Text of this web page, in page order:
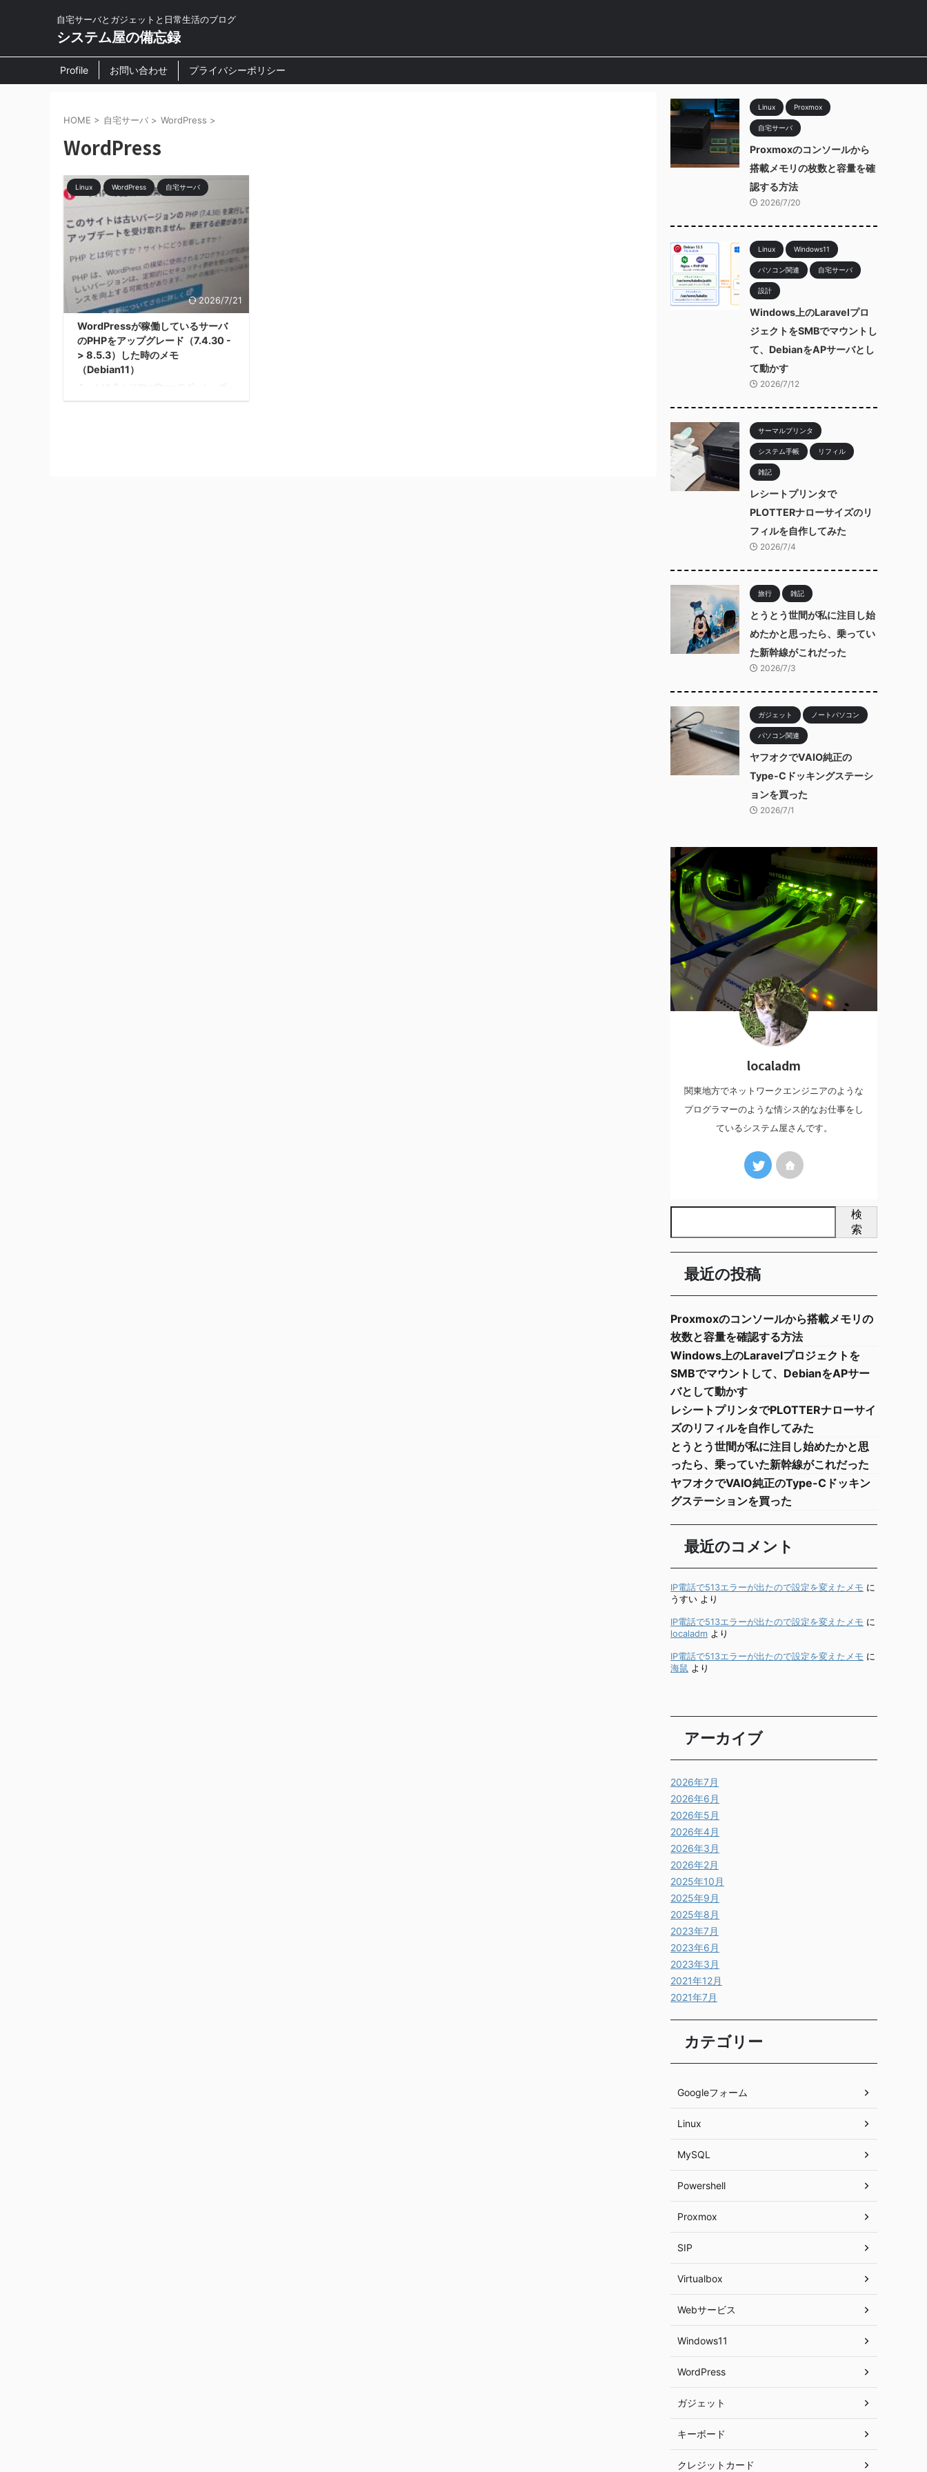
自宅サーバとガジェットと日常生活のブログ
システム屋の備忘録
Profile お問い合わせ プライバシーポリシー
HOME > 自宅サーバ > WordPress >
WordPress
Linux WordPress 自宅サーバ
2026/7/21
WordPressが稼働しているサーバ
のPHPをアップグレード（7.4.30 -
> 8.5.3）した時のメモ
（Debian11）
きっかけ 久々にWordPressのダッシュボー
ドを開いたところ、次の警告が表示されて
Linux Proxmox
自宅サーバ
Proxmoxのコンソールから
搭載メモリの枚数と容量を確
認する方法
2026/7/20
Linux Windows11
パソコン関連 自宅サーバ
設計
Windows上のLaravelプロ
ジェクトをSMBでマウントし
て、DebianをAPサーバとし
て動かす
2026/7/12
サーマルプリンタ
システム手帳 リフィル
雑記
レシートプリンタで
PLOTTERナローサイズのリ
フィルを自作してみた
2026/7/4
旅行 雑記
とうとう世間が私に注目し始
めたかと思ったら、乗ってい
た新幹線がこれだった
2026/7/3
ガジェット ノートパソコン
パソコン関連
ヤフオクでVAIO純正の
Type-Cドッキングステーシ
ョンを買った
2026/7/1
localadm
関東地方でネットワークエンジニアのような
プログラマーのような情シス的なお仕事をし
ているシステム屋さんです。
検
索
最近の投稿
Proxmoxのコンソールから搭載メモリの
枚数と容量を確認する方法
Windows上のLaravelプロジェクトを
SMBでマウントして、DebianをAPサー
バとして動かす
レシートプリンタでPLOTTERナローサイ
ズのリフィルを自作してみた
とうとう世間が私に注目し始めたかと思
ったら、乗っていた新幹線がこれだった
ヤフオクでVAIO純正のType-Cドッキン
グステーションを買った
最近のコメント
IP電話で513エラーが出たので設定を変えたメモ に
うすい より
IP電話で513エラーが出たので設定を変えたメモ に
localadm より
IP電話で513エラーが出たので設定を変えたメモ に
海鼠 より
アーカイブ
2026年7月
2026年6月
2026年5月
2026年4月
2026年3月
2026年2月
2025年10月
2025年9月
2025年8月
2023年7月
2023年6月
2023年3月
2021年12月
2021年7月
カテゴリー
Googleフォーム
Linux
MySQL
Powershell
Proxmox
SIP
Virtualbox
Webサービス
Windows11
WordPress
ガジェット
キーボード
クレジットカード